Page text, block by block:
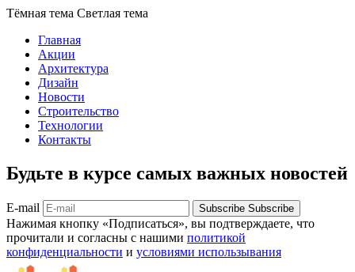
Тёмная тема Светлая тема
Главная
Акции
Архитектура
Дизайн
Новости
Строительство
Технологии
Контакты
Будьте в курсе самых важных новостей
E-mail Subscribe Subscribe
Нажимая кнопку «Подписаться», вы подтверждаете, что
прочитали и согласны с нашими политикой
конфиденциальности и условиями использывания